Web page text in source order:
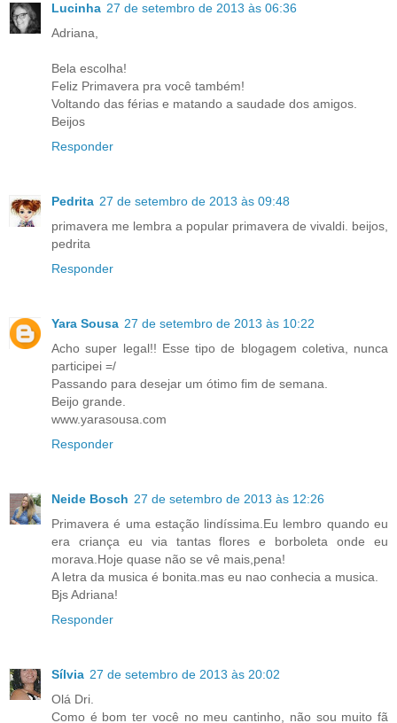
Lucinha 27 de setembro de 2013 às 06:36
Adriana,
Bela escolha!
Feliz Primavera pra você também!
Voltando das férias e matando a saudade dos amigos.
Beijos
Responder
Pedrita 27 de setembro de 2013 às 09:48
primavera me lembra a popular primavera de vivaldi. beijos,
pedrita
Responder
Yara Sousa 27 de setembro de 2013 às 10:22
Acho super legal!! Esse tipo de blogagem coletiva, nunca
participei =/
Passando para desejar um ótimo fim de semana.
Beijo grande.
www.yarasousa.com
Responder
Neide Bosch 27 de setembro de 2013 às 12:26
Primavera é uma estação lindíssima.Eu lembro quando eu
era criança eu via tantas flores e borboleta onde eu
morava.Hoje quase não se vê mais,pena!
A letra da musica é bonita.mas eu nao conhecia a musica.
Bjs Adriana!
Responder
Sílvia 27 de setembro de 2013 às 20:02
Olá Dri.
Como é bom ter você no meu cantinho, não sou muito fã